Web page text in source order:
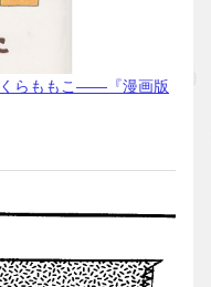
くらももこ――『漫画版